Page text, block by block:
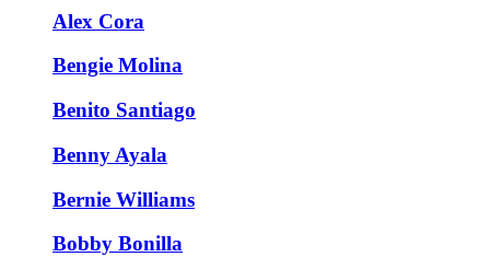
Alex Cora
Bengie Molina
Benito Santiago
Benny Ayala
Bernie Williams
Bobby Bonilla